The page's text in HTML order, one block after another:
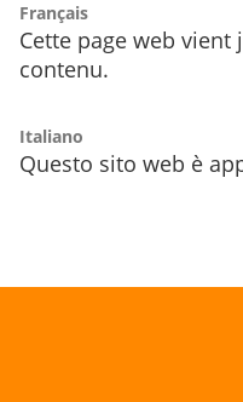
Français
Cette page web
contenu.
Italiano
Questo sito web è